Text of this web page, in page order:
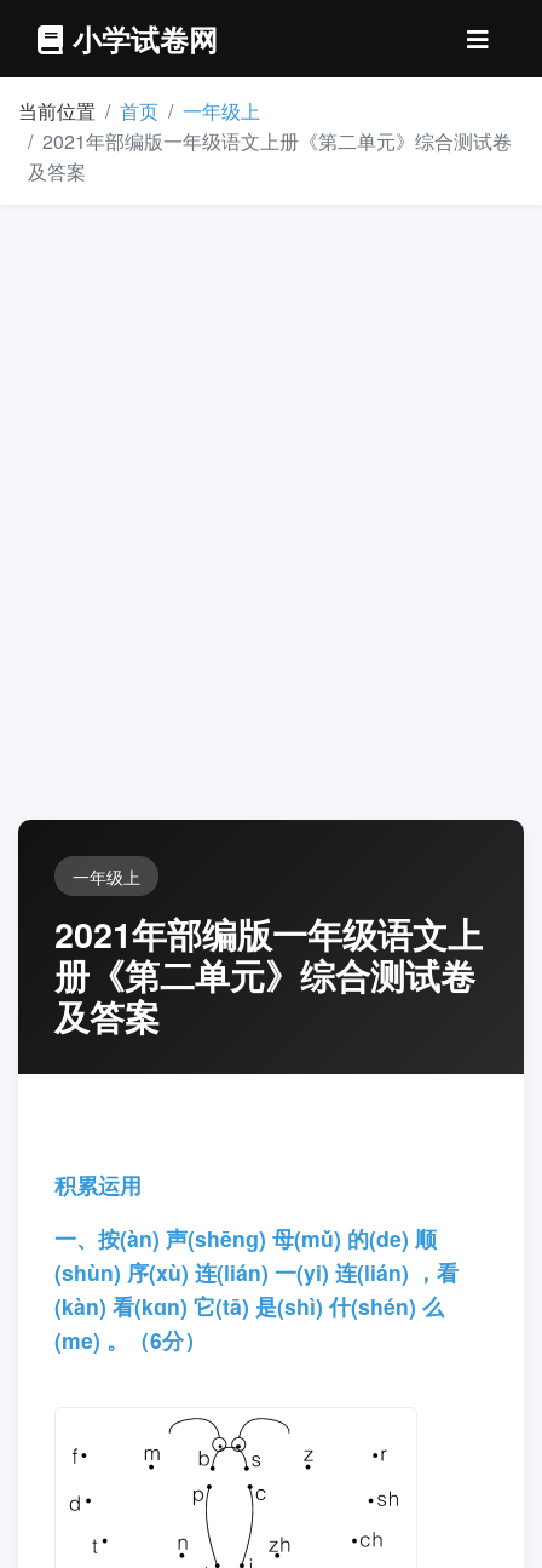
小学试卷网
当前位置 首页
一年级上
2021年部编版一年级语文上册《第二单元》综合测试卷
及答案
一年级上
2021年部编版一年级语文上
册《第二单元》综合测试卷
及答案
积累运用
一、按(àn) 声(shēnɡ) 母(mǔ) 的(de) 顺
(shùn) 序(xù) 连(lián) 一(yi) 连(lián) ，看
(kàn) 看(kɑn) 它(tā) 是(shì) 什(shén) 么
(me) 。（6分）